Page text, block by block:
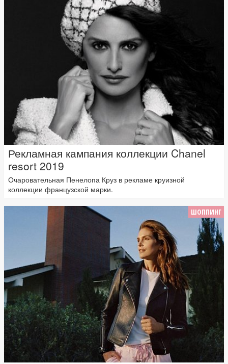
Рекламная кампания коллекции Chanel
resort 2019
Очаровательная Пенелопа Круз в рекламе круизной
коллекции французской марки.
ШОППИНГ